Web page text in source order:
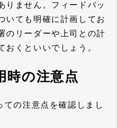
りません。フィードバッ
いても明確に計画してお
のリーダーや上司との計
おくといいでしょう。
時の注意点
の注意点を確認しまし